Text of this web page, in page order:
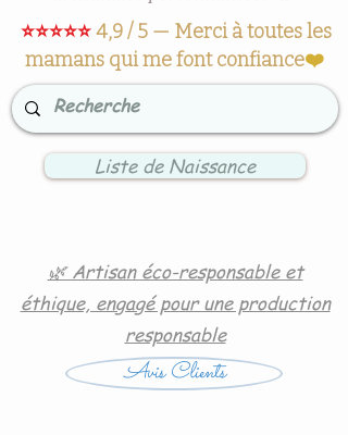
⭐⭐⭐⭐⭐4,9 / 5 — Merci à toutes les
mamans qui me font confiance❤️
Liste de Naissance
🌿 Artisan éco-responsable et
éthique, engagé pour une production
responsable
Avis Clients